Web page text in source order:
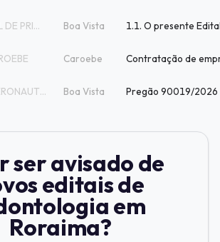
JUSTICA FEDERAL DE PRIMEIRA INSTANCIA Boa Vista
Caroebe
COMANDO DA AERONAUTICA Boa Vista
ser avisado de
editais de
em
Roraima?